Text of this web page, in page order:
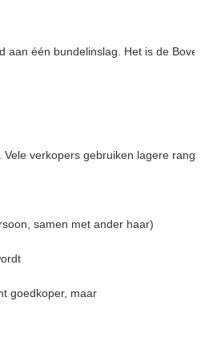
aan één bundelinslag. Het is de
Vele verkopers gebruiken lagere rang
samen met ander haar)
goedkoper, maar